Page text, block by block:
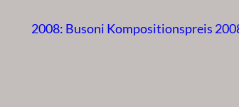
2008: Busoni Kompositionspreis